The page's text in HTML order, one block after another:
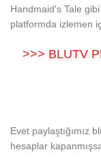
Handmaid's Tale
platformda izlemen
>>> BLUTV
Evet paylaştığımız
hesaplar